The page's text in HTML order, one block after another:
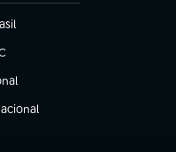
aba)
aba)
nova aba)